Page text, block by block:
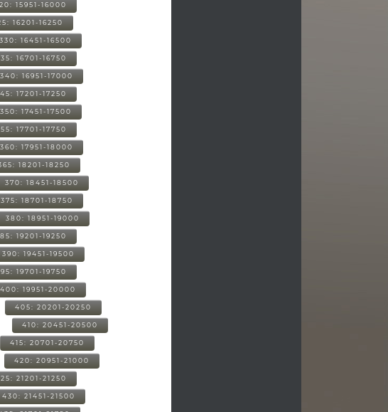
15951-16000
16201-16250
330: 16451-16500
16701-16750
340: 16951-17000
17201-17250
350: 17451-17500
17701-17750
360: 17951-18000
18201-18250
370: 18451-18500
375: 18701-18750
380: 18951-19000
19201-19250
390: 19451-19500
19701-19750
400: 19951-20000
405: 20201-20250
410: 20451-20500
415: 20701-20750
420: 20951-21000
21201-21250
430: 21451-21500